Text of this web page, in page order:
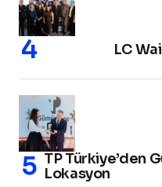
LC
TP Türkiye’den
Lokasyon